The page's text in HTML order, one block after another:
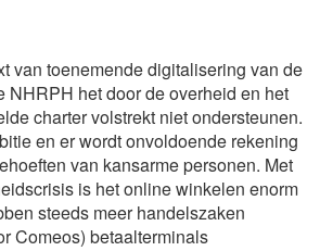
van toenemende digitalisering van de
NHRPH het door de overheid en het
charter volstrekt niet ondersteunen.
en er wordt onvoldoende rekening
van kansarme personen. Met
is het online winkelen enorm
steeds meer handelszaken
Comeos) betaalterminals